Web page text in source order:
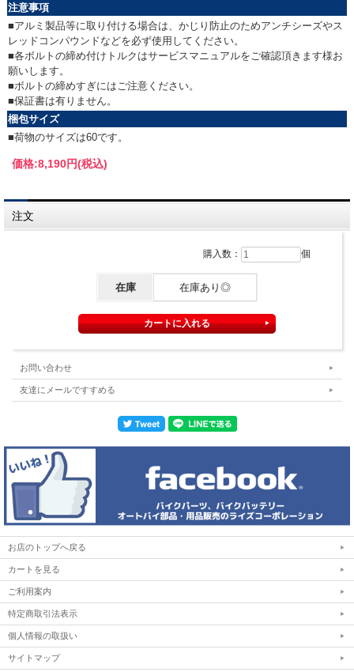
注意事項
■アルミ製品等に取り付ける場合は、かじり防止のためアンチシーズやス
レッドコンパウンドなどを必ず使用してください。
■各ボルトの締め付けトルクはサービスマニュアルをご確認頂きます様お
願いします。
■ボルトの締めすぎにはご注意ください。
■保証書は有りません。
梱包サイズ
■荷物のサイズは60です。
価格:8,190円(税込)
注文
購入数： 個
在庫 在庫あり◎
お問い合わせ
友達にメールですすめる
お店のトップへ戻る
カートを見る
ご利用案内
特定商取引法表示
個人情報の取扱い
サイトマップ